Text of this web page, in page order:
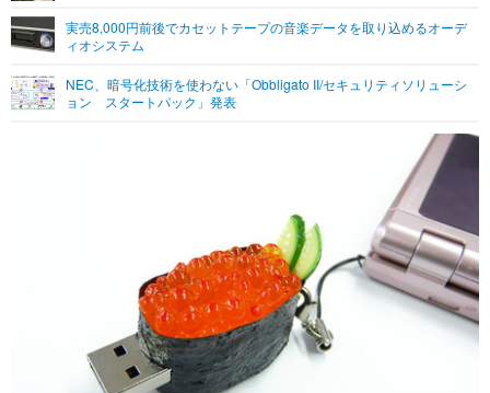
グラビア
ショッピング その他
その他
プッシュ通知の停止方法
実売8,000円前後でカセットテープの音楽データを取り込めるオーデ
ィオシステム
NEC、暗号化技術を使わない「Obbligato II/セキュリティソリューシ
ョン スタートパック」発表